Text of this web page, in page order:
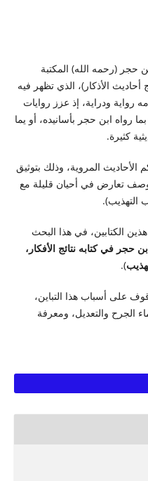
حجر (رحمه الله) المكتبة
أحاديث الأذكار)، الذي تظهر فيه
ودراية، إذ عزز روايات
رواه ابن حجر بأسانيده، أو يما
كثيرة.
المروية، وذلك بتوثيق
تعارض في أحيان قليلة مع
التهذيب).
الكتابين، في هذا البحث
حجر في كتابه نتائج الأفكار،
).
على أسباب هذا التباين،
الجرح والتعديل، ومعرفة